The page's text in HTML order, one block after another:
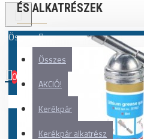
Összes
Összes
AKCIÓ!
Kerékpár
Kerékpár alkatrész
0
ÉS ALKATRÉSZEK